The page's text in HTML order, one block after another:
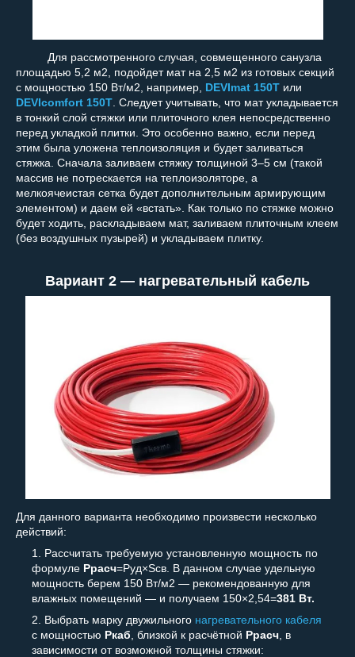
Для рассмотренного случая, совмещенного санузла
площадью 5,2 м2 , подойдет мат на 2,5 м2 из готовых секций
с мощностью 150 Вт/м2 , например, DEVImat 150Т или
DEVIcomfort 150Т . Следует учитывать, что мат укладывается
в тонкий слой стяжки или плиточного клея непосредственно
перед укладкой плитки. Это особенно важно, если перед
этим была уложена теплоизоляция и будет заливаться
стяжка. Сначала заливаем стяжку толщиной 3–5 см (такой
массив не потрескается на теплоизоляторе, а
мелкоячеистая сетка будет дополнительным армирующим
элементом) и даем ей «встать». Как только по стяжке можно
будет ходить, раскладываем мат, заливаем плиточным клеем
(без воздушных пузырей) и укладываем плитку.
Вариант 2 — нагревательный кабель
Для данного варианта необходимо произвести несколько
действий:
Рассчитать требуемую установленную мощность по
формуле Pрасч=Pуд×Sсв . В данном случае удельную
мощность берем 150 Вт/м2 — рекомендованную для
влажных помещений — и получаем 150×2,54=381 Вт.
Выбрать марку двужильного нагревательного кабеля
с мощностью Ркаб , близкой к расчётной Ррасч , в
зависимости от возможной толщины стяжки: